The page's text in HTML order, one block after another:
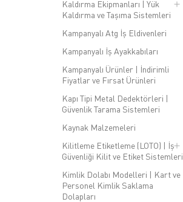
Kaldırma Ekipmanları | Yük
Kaldırma ve Taşıma Sistemleri
Kampanyalı Atg İş Eldivenleri
Kampanyalı İş Ayakkabıları
Kampanyalı Ürünler | İndirimli
Fiyatlar ve Fırsat Ürünleri
Kapı Tipi Metal Dedektörleri |
Güvenlik Tarama Sistemleri
Kaynak Malzemeleri
Kilitleme Etiketleme (LOTO) | İş
Güvenliği Kilit ve Etiket Sistemleri
Kimlik Dolabı Modelleri | Kart ve
Personel Kimlik Saklama
Dolapları